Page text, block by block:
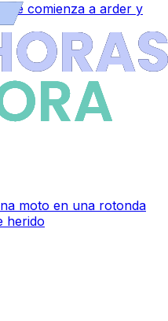
comienza a arder y
moto en una rotonda
herido